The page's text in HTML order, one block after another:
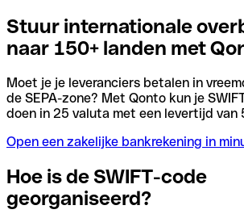
Stuur internationale
naar 150+ landen met
Moet je je leveranciers betalen in
de SEPA-zone? Met Qonto kun je
doen in 25 valuta met een levertijd van
Open een zakelijke bankrekening in
Hoe is de SWIFT-code
georganiseerd?